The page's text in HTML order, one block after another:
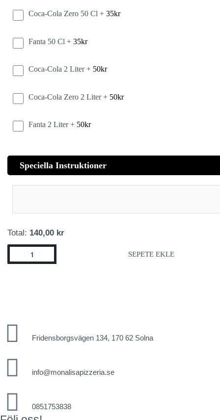
Coca-Cola Zero 50 Cl + 35kr
Fanta 50 Cl + 35kr
Coca-Cola 2 Liter + 50kr
Coca-Cola Zero 2 Liter + 50kr
Fanta 2 Liter + 50kr
Speciella Instruktioner
Total: 140,00 kr
SEPETE EKLE
Fridensborgsvägen 134, 170 62 Solna
info@monalisapizzeria.se
0851753838